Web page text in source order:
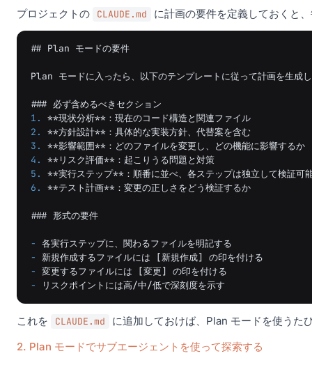
プロジェクトの
CLAUDE.md に計画の要件を定義しておくと
## Plan モードの要件
Plan モードに入ったら、以下のテンプレートに従って計画を生成
### 必ず含めるべきセクション
1.
**現状分析**
2.
**方針設計**
3.
**影響範囲**
4.
**リスク評価**
5.
**実行ステップ**
6.
**テスト計画** ：変更の正しさをどう検証するか
### 形式の要件
-
-
-
-
これを CLAUDE.md
に追加しておけば、Plan モードを使うた
2. Plan モードでサブエージェントを使って探索する